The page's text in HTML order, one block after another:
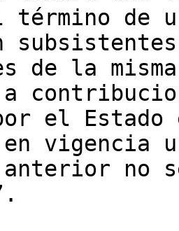
término de
de la
el
vigencia
no